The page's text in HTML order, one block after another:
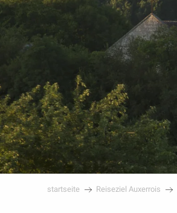
startseite Reiseziel Auxerrois